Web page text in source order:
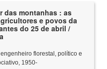
das montanhas : as
e povos da
do 25 de abril /
engenheiro florestal, político e
1950-